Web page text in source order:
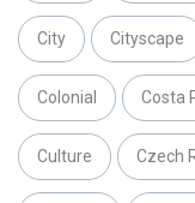
City Cityscape
Colonial Costa
Culture Czech